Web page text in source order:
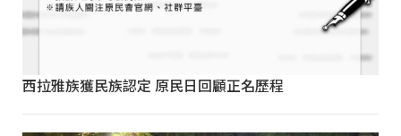
西拉雅族獲民族認定 原民日回顧正名歷程